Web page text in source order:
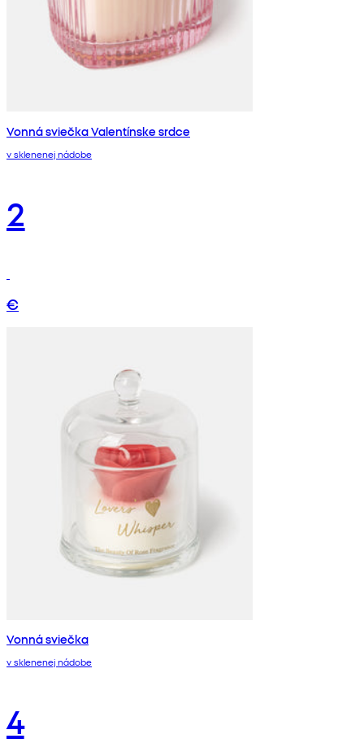
Vonná sviečka Valentínske srdce
v sklenenej nádobe
2
€
Vonná sviečka
v sklenenej nádobe
4